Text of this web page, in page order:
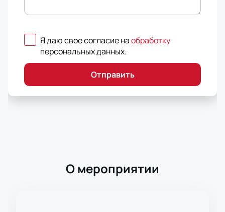
Я даю свое согласие наобработку
персональных данных.
Отправить
О мероприятии